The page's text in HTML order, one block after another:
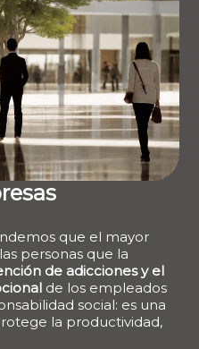
que el mayor
personas que la
de adicciones y el
de los empleados
social: es una
la productividad,